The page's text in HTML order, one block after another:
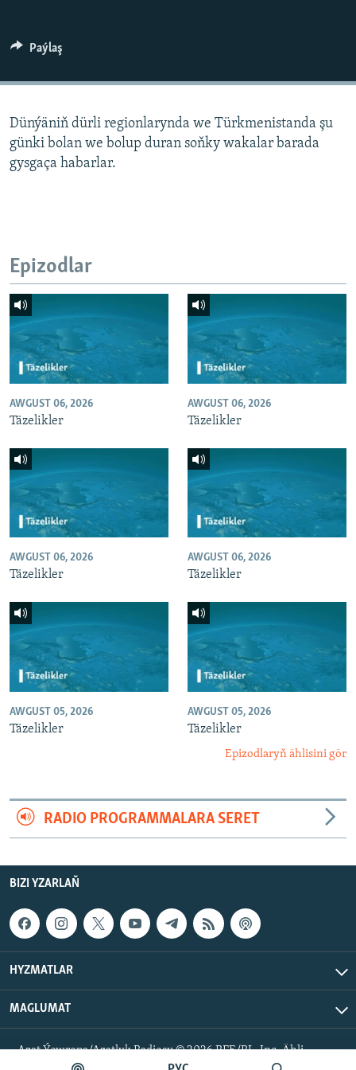
Paýlaş
Dünýäniň dürli regionlarynda we Türkmenistanda şu
günki bolan we bolup duran soňky wakalar barada
gysgaça habarlar.
Epizodlar
AWGUST 06, 2026
Täzelikler
AWGUST 06, 2026
Täzelikler
AWGUST 06, 2026
Täzelikler
AWGUST 06, 2026
Täzelikler
AWGUST 05, 2026
Täzelikler
AWGUST 05, 2026
Täzelikler
Epizodlaryň ählisini gör
RADIO PROGRAMMALARA SERET
BIZI YZARLAŇ
HYZMATLAR
MAGLUMAT
Azat Ýewropa/Azatlyk Radiosy © 2026 RFE/RL, Inc. Ähli
hukuklar goralan.